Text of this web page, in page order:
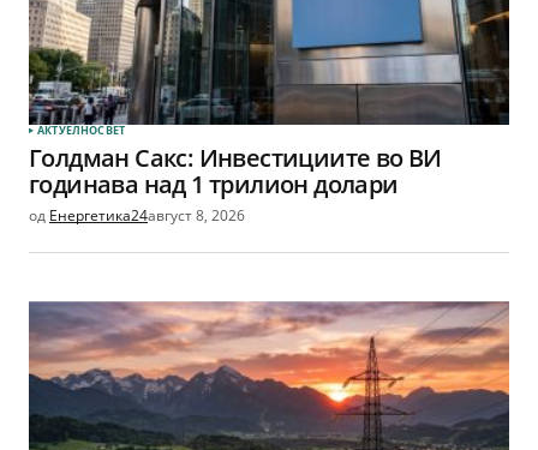
АКТУЕЛНОСВЕТ
Голдман Сакс: Инвестициите во ВИ
годинава над 1 трилион долари
од Енергетика24август 8, 2026